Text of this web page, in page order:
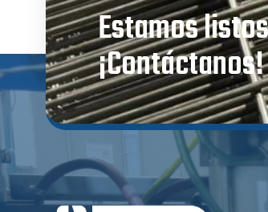
Estamos
¡Contáctanos!